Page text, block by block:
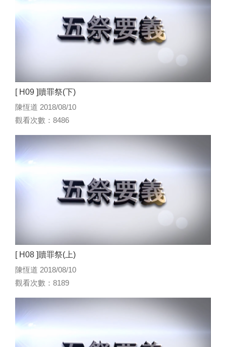
[ H09 ]贖罪祭(下)
陳恆道 2018/08/10
觀看次數：8486
[ H08 ]贖罪祭(上)
陳恆道 2018/08/10
觀看次數：8189